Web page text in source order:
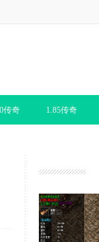
传奇 1.85传奇